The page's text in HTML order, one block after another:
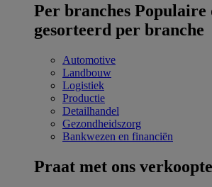
Per branches Populaire
gesorteerd per branche
Automotive
Landbouw
Logistiek
Productie
Detailhandel
Gezondheidszorg
Bankwezen en financiën
Praat met ons